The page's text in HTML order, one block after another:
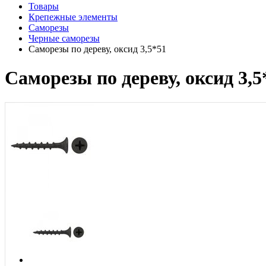
Товары
Крепежные элементы
Саморезы
Черные саморезы
Саморезы по дереву, оксид 3,5*51
Саморезы по дереву, оксид